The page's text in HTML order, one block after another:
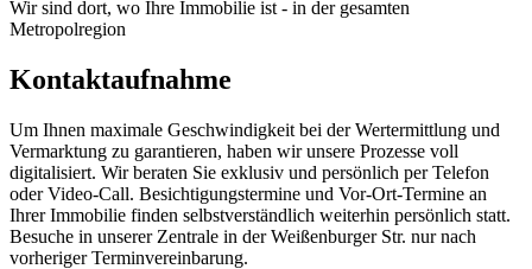
Wir sind dort, wo Ihre Immobilie ist - in der gesamten
Metropolregion
Kontaktaufnahme
Um Ihnen maximale Geschwindigkeit bei der Wertermittlung und
Vermarktung zu garantieren, haben wir unsere Prozesse voll
digitalisiert. Wir beraten Sie exklusiv und persönlich per Telefon
oder Video-Call. Besichtigungstermine und Vor-Ort-Termine an
Ihrer Immobilie finden selbstverständlich weiterhin persönlich statt.
Besuche in unserer Zentrale in der Weißenburger Str. nur nach
vorheriger Terminvereinbarung.